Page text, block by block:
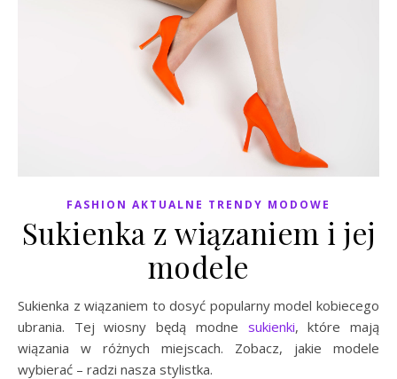
FASHION AKTUALNE TRENDY MODOWE
Sukienka z wiązaniem i jej
modele
Sukienka z wiązaniem to dosyć popularny model kobiecego
ubrania. Tej wiosny będą modne sukienki, które mają
wiązania w różnych miejscach. Zobacz, jakie modele
wybierać – radzi nasza stylistka.